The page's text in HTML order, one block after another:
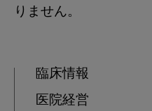
りません。
臨床情報
医院経営